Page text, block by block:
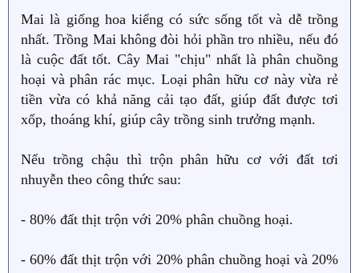
Mai là giống hoa kiểng có sức sống tốt và dễ trồng
nhất. Trồng Mai không đòi hỏi phần tro nhiều, nếu đó
là cuộc đất tốt. Cây Mai "chịu" nhất là phân chuồng
hoại và phân rác mục. Loại phân hữu cơ này vừa rẻ
tiền vừa có khả năng cải tạo đất, giúp đất được tơi
xốp, thoáng khí, giúp cây trồng sinh trưởng mạnh.
Nếu trồng chậu thì trộn phân hữu cơ với đất tơi
nhuyễn theo công thức sau:
- 80% đất thịt trộn với 20% phân chuồng hoại.
- 60% đất thịt trộn với 20% phân chuồng hoại và 20%